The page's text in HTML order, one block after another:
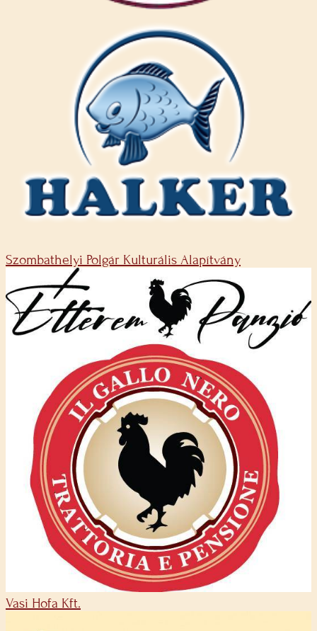
Szombathelyi Polgár Kulturális Alapítvány
Vasi Hofa Kft.